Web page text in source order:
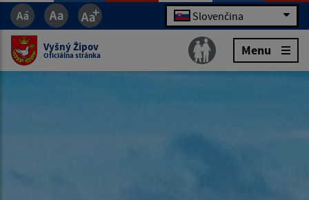
Slovenčina
Vyšný Žipov
Oficiálna stránka Menu